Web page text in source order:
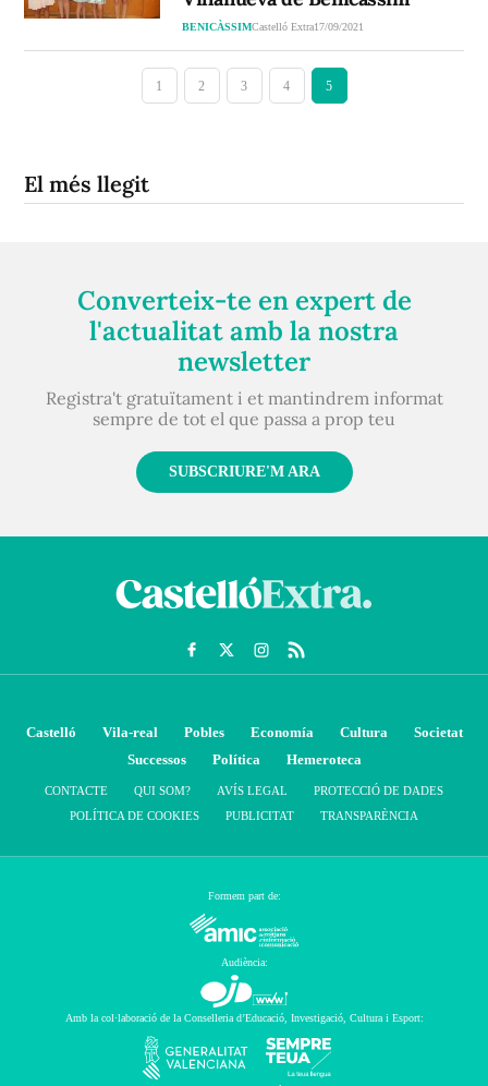
BENICÀSSIMCastelló Extra17/09/2021
1 2 3 4 5
El més llegit
Converteix-te en expert de
l'actualitat amb la nostra
newsletter
Registra't gratuïtament i et mantindrem informat
sempre de tot el que passa a prop teu
SUBSCRIURE'M ARA
Castelló Vila-real Pobles Economía Cultura
Societat
Successos
Política Hemeroteca
CONTACTE QUI SOM? AVÍS LEGAL
PROTECCIÓ DE DADES
POLÍTICA DE COOKIES
PUBLICITAT TRANSPARÈNCIA
Formem part de:
Audiència:
Amb la col·laboració de la Conselleria d’Educació, Investigació, Cultura i Esport: